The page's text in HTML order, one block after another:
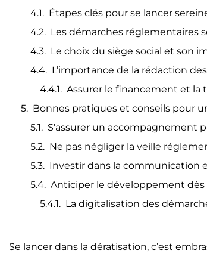
Étapes clés pour se lancer
Les démarches réglementaires
Le choix du siège social et son
L’importance de la rédaction
Assurer le financement et la
Bonnes pratiques et conseils pour
S’assurer un accompagnement
Ne pas négliger la veille
Investir dans la communication
Anticiper le développement dès
La digitalisation des
Se lancer dans la dératisation, c’est